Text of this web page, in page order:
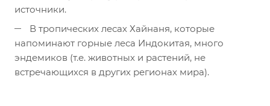
источники.
В тропических лесах Хайнаня, которые
напоминают горные леса Индокитая, много
эндемиков (т.е. животных и растений, не
встречающихся в других регионах мира).